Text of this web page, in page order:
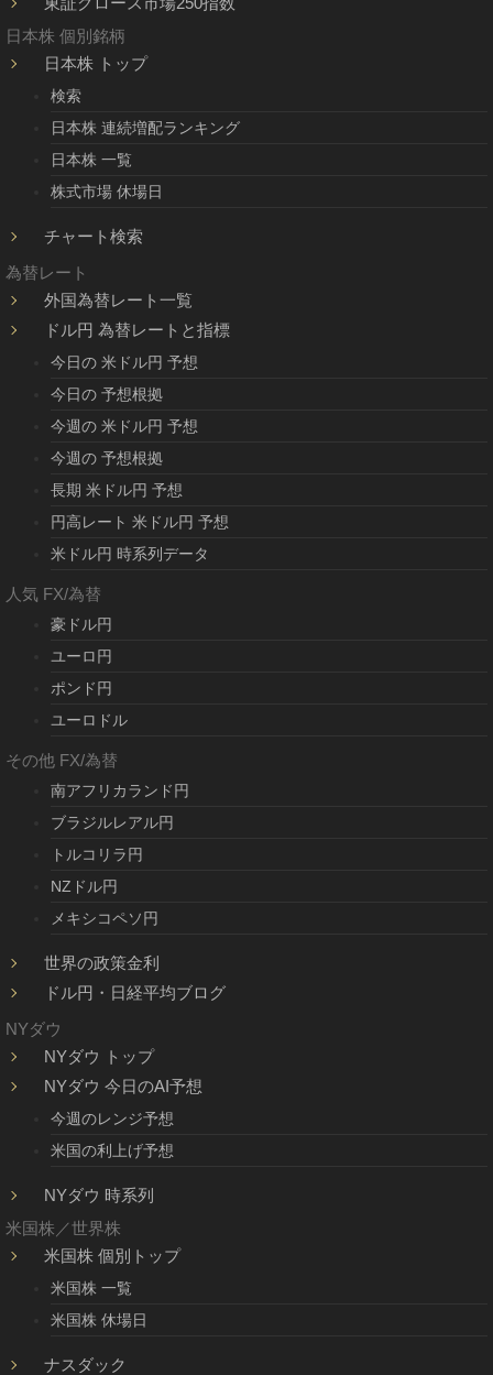
日本株 個別銘柄
日本株 トップ
検索
日本株 連続増配ランキング
日本株 一覧
株式市場 休場日
チャート検索
為替レート
外国為替レート一覧
ドル円 為替レートと指標
今日の 米ドル円 予想
今日の 予想根拠
今週の 米ドル円 予想
今週の 予想根拠
長期 米ドル円 予想
円高レート 米ドル円 予想
米ドル円 時系列データ
人気 FX/為替
豪ドル円
ユーロ円
ポンド円
ユーロドル
その他 FX/為替
南アフリカランド円
ブラジルレアル円
トルコリラ円
NZドル円
メキシコペソ円
世界の政策金利
ドル円・日経平均ブログ
NYダウ
NYダウ トップ
NYダウ 今日のAI予想
今週のレンジ予想
米国の利上げ予想
NYダウ 時系列
米国株／世界株
米国株 個別トップ
米国株 一覧
米国株 休場日
ナスダック